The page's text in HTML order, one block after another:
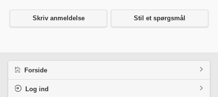
Skriv anmeldelse Stil et spørgsmål
Forside
Log ind